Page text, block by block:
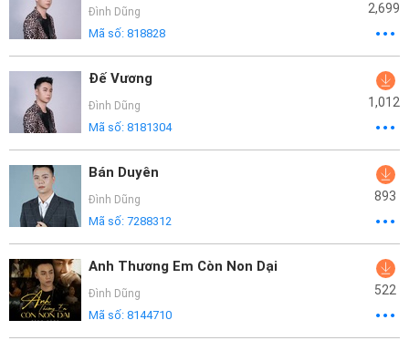
Đình Dũng
Mã số: 818828
2,699
Đế Vương
Đình Dũng
Mã số: 8181304
1,012
Bán Duyên
Đình Dũng
Mã số: 7288312
893
Anh Thương Em Còn Non Dại
Đình Dũng
Mã số: 8144710
522